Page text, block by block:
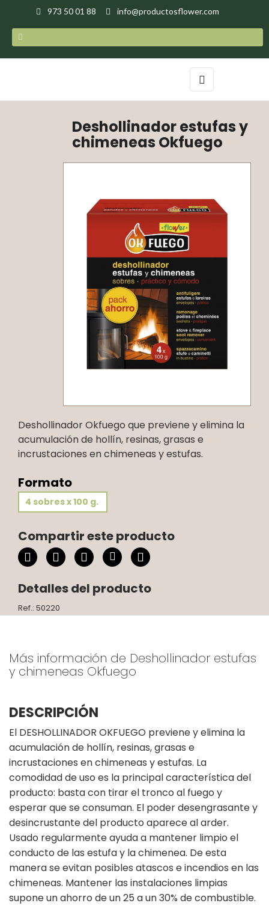
973 50 01 88 info@productosflower.com
Navegación
de
palanca
☰
Deshollinador estufas y
chimeneas Okfuego
Deshollinador Okfuego que previene y elimina la
acumulación de hollín, resinas, grasas e
incrustaciones en chimeneas y estufas.
Formato
4 sobres x 100 g.
Compartir este producto
Detalles del producto
Ref.: 50220
Más información de Deshollinador estufas
y chimeneas Okfuego
DESCRIPCIÓN
El DESHOLLINADOR OKFUEGO previene y elimina la
acumulación de hollín, resinas, grasas e
incrustaciones en chimeneas y estufas. La
comodidad de uso es la principal característica del
producto: basta con tirar el tronco al fuego y
esperar que se consuman. El poder desengrasante y
desincrustante del producto aparece al arder.
Usado regularmente ayuda a mantener limpio el
conducto de las estufa y la chimenea. De esta
manera se evitan posibles atascos e incendios en las
chimeneas. Mantener las instalaciones limpias
supone un ahorro de un 25 a un 30% de combustible.